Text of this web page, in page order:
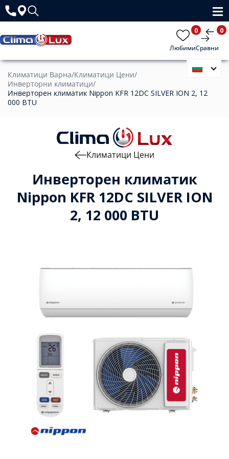
Любими
0
Сравни
0
Климатици Варна/Климатици Цени/
Инверторни климатици/
Инверторен климатик Nippon KFR 12DC SILVER ION 2, 12
000 BTU
Инверторен климатик
Nippon KFR 12DC SILVER ION
2, 12 000 BTU
Климатици Цени